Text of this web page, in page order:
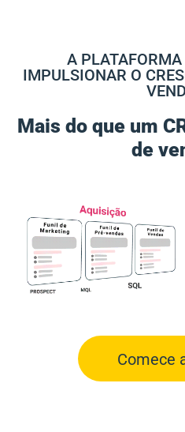
A
IMPULSIONAR O
Mais do que um
de
Comece